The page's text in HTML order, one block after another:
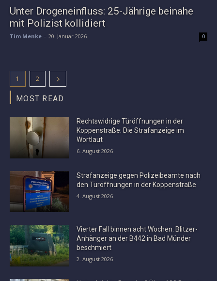
Unter Drogeneinfluss: 25-Jährige beinahe
mit Polizist kollidiert
Tim Menke - 20. Januar 2026 0
1 2
MOST READ
Rechtswidrige Türöffnungen in der
Koppenstraße: Die Strafanzeige im
Wortlaut
6. August 2026
Strafanzeige gegen Polizeibeamte nach
den Türöffnungen in der Koppenstraße
4. August 2026
Vierter Fall binnen acht Wochen: Blitzer-
Anhänger an der B442 in Bad Münder
beschmiert
2. August 2026